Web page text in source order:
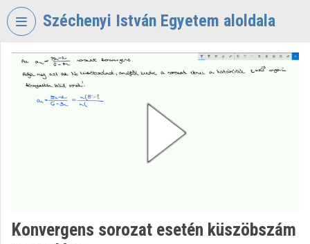
Fejléc kihagyása
Széchenyi István Egyetem aloldala
VIDEO TORIUM
SZÉCHENYI
Konvergens sorozat esetén küszöbszám